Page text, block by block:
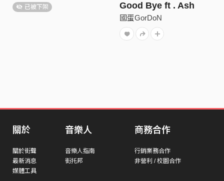
已被下架 Good Bye ft . Ash
國蛋GorDoN
關於
關於街聲
最新消息
媒體工具
音樂人
音樂人指南
街托邦
商務合作
行銷業務合作
非營利 / 校園合作